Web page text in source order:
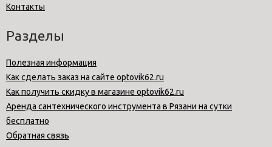
Контакты
Разделы
Полезная информация
Как сделать заказ на сайте optovik62.ru
Как получить скидку в магазине optovik62.ru
Аренда сантехнического инструмента в Рязани на сутки
бесплатно
Обратная связь